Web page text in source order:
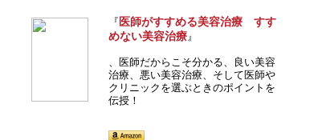
『 医師がすすめる美容治療 すす
めない美容治療』
、医師だからこそ分かる、良い美容
治療、悪い美容治療、そして医師や
クリニックを選ぶときのポイントを
伝授！